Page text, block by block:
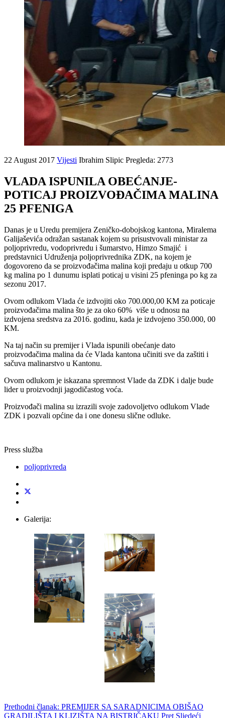
22 August 2017 Vijesti Ibrahim Slipic Pregleda: 2773
VLADA ISPUNILA OBEĆANJE-
POTICAJ PROIZVOĐAČIMA MALINA
25 PFENIGA
Danas je u Uredu premijera Zeničko-dobojskog kantona, Miralema
Galijaševića odražan sastanak kojem su prisustvovali ministar za
poljoprivredu, vodoprivredu i šumarstvo, Himzo Smajić i
predstavnici Udruženja poljoprivrednika ZDK, na kojem je
dogovoreno da se proizvođačima malina koji predaju u otkup 700
kg malina po 1 dunumu isplati poticaj u visini 25 pfeninga po kg za
sezonu 2017.
Ovom odlukom Vlada će izdvojiti oko 700.000,00 KM za poticaje
proizvođačima malina što je za oko 60% više u odnosu na
izdvojena sredstva za 2016. godinu, kada je izdvojeno 350.000, 00
KM.
Na taj način su premijer i Vlada ispunili obećanje dato
proizvođačima malina da će Vlada kantona učiniti sve da zaštiti i
sačuva malinarstvo u Kantonu.
Ovom odlukom je iskazana spremnost Vlade da ZDK i dalje bude
lider u proizvodnji jagodičastog voća.
Proizvođači malina su izrazili svoje zadovoljetvo odlukom Vlade
ZDK i pozvali općine da i one donesu slične odluke.
Press služba
poljoprivreda
Galerija:
Prethodni članak: PREMIJER SA SARADNICIMA OBIŠAO
GRADILIŠTA I KLIZIŠTA NA BISTRIČAKU Pret Sljedeći